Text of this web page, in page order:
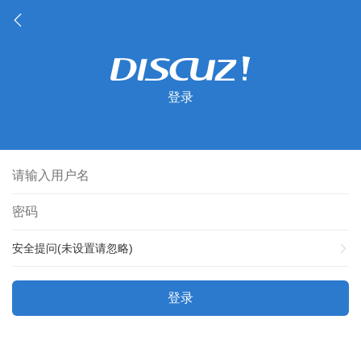
登录
安全提问(未设置请忽略)
登录